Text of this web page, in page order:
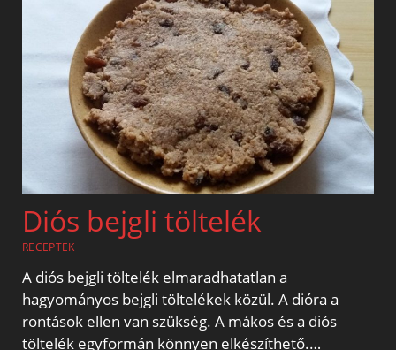
Diós bejgli töltelék
RECEPTEK
A diós bejgli töltelék elmaradhatatlan a
hagyományos bejgli töltelékek közül. A dióra a
rontások ellen van szükség. A mákos és a diós
töltelék egyformán könnyen elkészíthető.…